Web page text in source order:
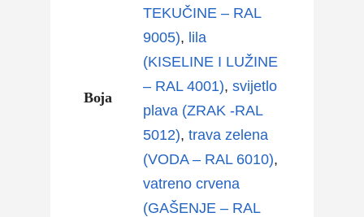
Boja
TEKUČINE – RAL
9005), lila
(KISELINE I LUŽINE
– RAL 4001),svijetlo
plava (ZRAK -RAL
5012),trava zelena
(VODA – RAL 6010),
vatreno crvena
(GAŠENJE – RAL